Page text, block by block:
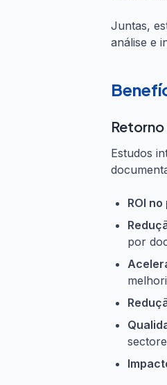
Juntas,
análise e
Estudos
ROI
por